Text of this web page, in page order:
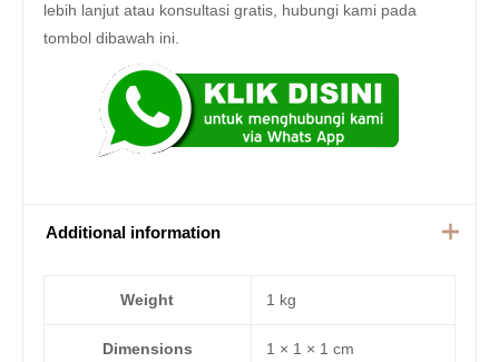
lebih lanjut atau konsultasi gratis, hubungi kami pada
tombol dibawah ini.
Additional information
Weight 1 kg
Dimensions 1 × 1 × 1 cm